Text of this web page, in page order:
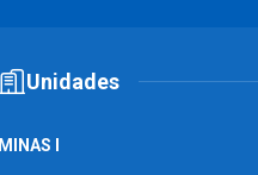
Unidades
MINAS I